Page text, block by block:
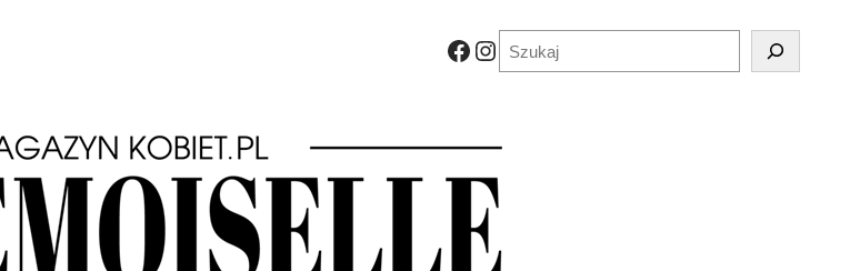
Facebook
Instagram